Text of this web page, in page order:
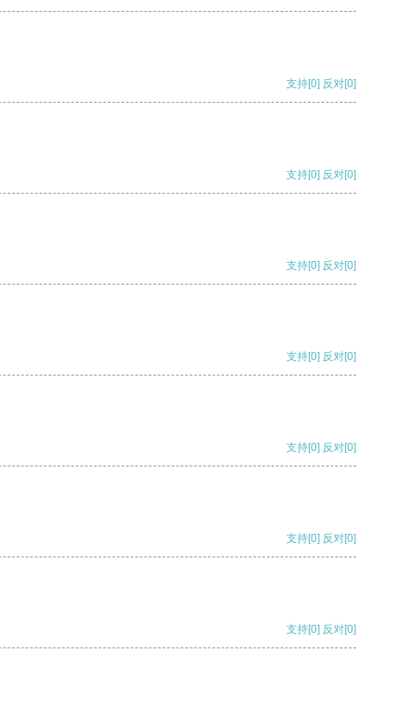
支持[0] 反对[0]
支持[0] 反对[0]
支持[0] 反对[0]
支持[0] 反对[0]
支持[0] 反对[0]
支持[0] 反对[0]
支持[0] 反对[0]